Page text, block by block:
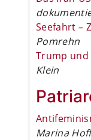
Seefahrt –
Pomrehn
Trump
Klein
Marina